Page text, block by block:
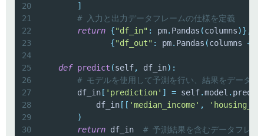
20
]
21
# 入力と出力データフレームの仕様を定義
22
return {"df_in" : pm. Pandas (columns)} ,
23
{"df_out" : pm. Pandas (columns +
24
25
def predict (self, df_in) :
26
# モデルを使用して予測を行い、結果をデータフ
27
        df_in
[ 'prediction' ] = self.model .
28
            df_in
[ [ 'median_income' ,
29
)
30
return df_in # 予測結果を含むデータフレー